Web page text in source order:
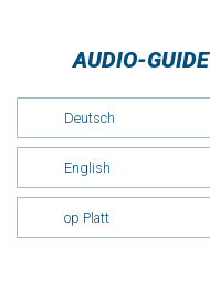
AUDIO-GUIDE
Deutsch
English
op Platt